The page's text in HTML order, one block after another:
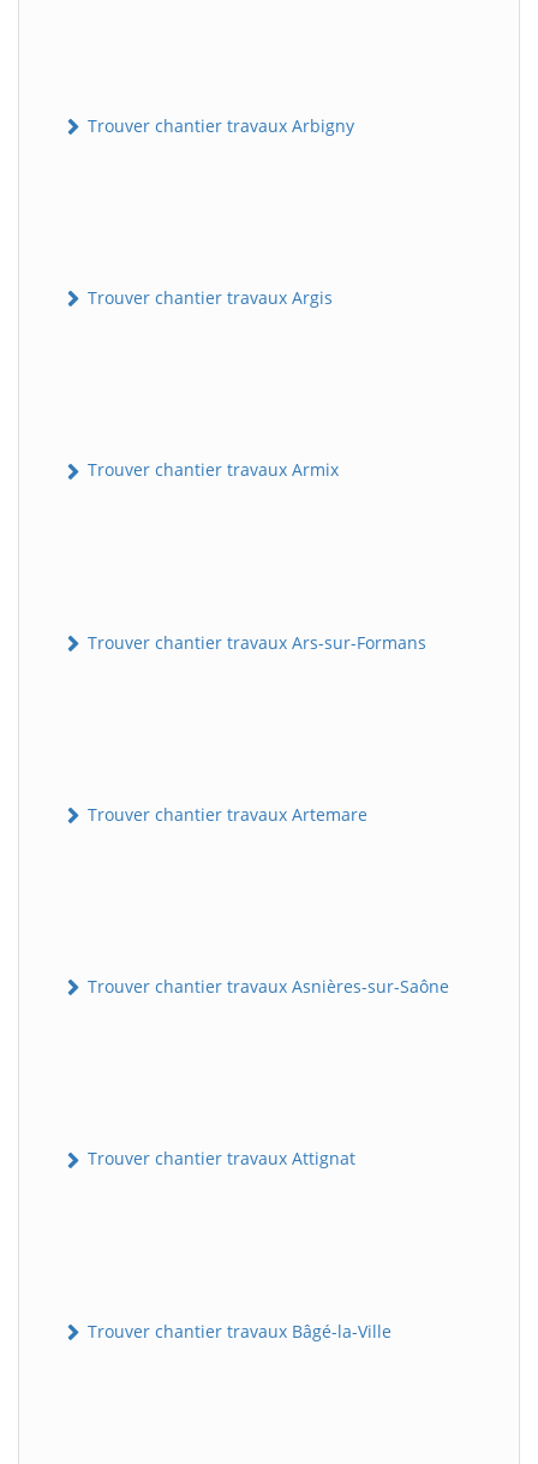
Trouver chantier travaux Arbigny
Trouver chantier travaux Argis
Trouver chantier travaux Armix
Trouver chantier travaux Ars-sur-Formans
Trouver chantier travaux Artemare
Trouver chantier travaux Asnières-sur-Saône
Trouver chantier travaux Attignat
Trouver chantier travaux Bâgé-la-Ville